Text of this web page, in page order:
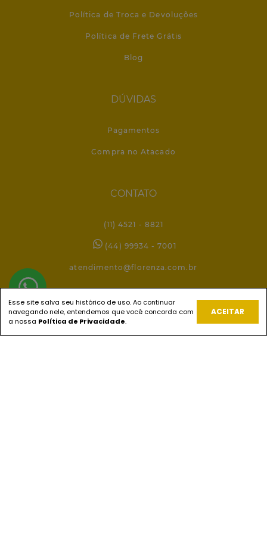
Política de Troca e Devoluções
Política de Frete Grátis
Blog
DÚVIDAS
Pagamentos
Compra no Atacado
CONTATO
(11) 4521 - 8821
(44) 99934 - 7001
atendimento@florenza.com.br
REDES SOCIAIS
Esse site salva seu histórico de uso. Ao continuar
navegando nele, entendemos que você concorda com
a nossa Política de Privacidade.
ACEITAR